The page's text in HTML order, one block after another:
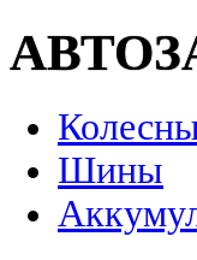
Шины